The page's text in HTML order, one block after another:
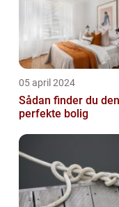
05 april 2024
Sådan finder du den
perfekte bolig